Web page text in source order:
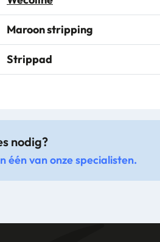
Maroon stripping
Strippad
nodig?
één van onze specialisten.